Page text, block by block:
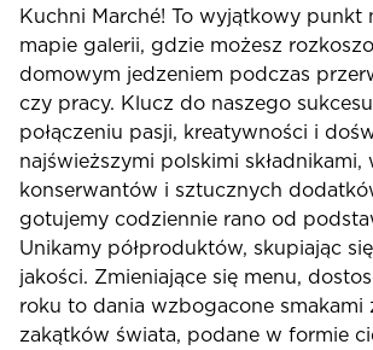
Kuchni Marché! To wyjątkowy punkt
mapie galerii, gdzie możesz
domowym jedzeniem podczas
czy pracy. Klucz do naszego
połączeniu pasji, kreatywności i
najświeższymi polskimi składnikami,
konserwantów i sztucznych
gotujemy codziennie rano od
Unikamy półproduktów, skupiając
jakości. Zmieniające się menu,
roku to dania wzbogacone smakami
zakątków świata, podane w formie